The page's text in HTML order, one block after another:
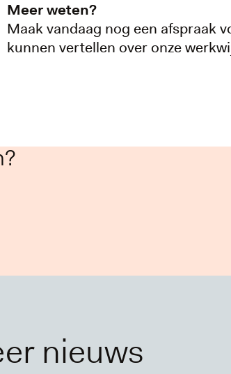
Meer weten?
Maak vandaag nog een afspraak
kunnen vertellen over onze
nieuws